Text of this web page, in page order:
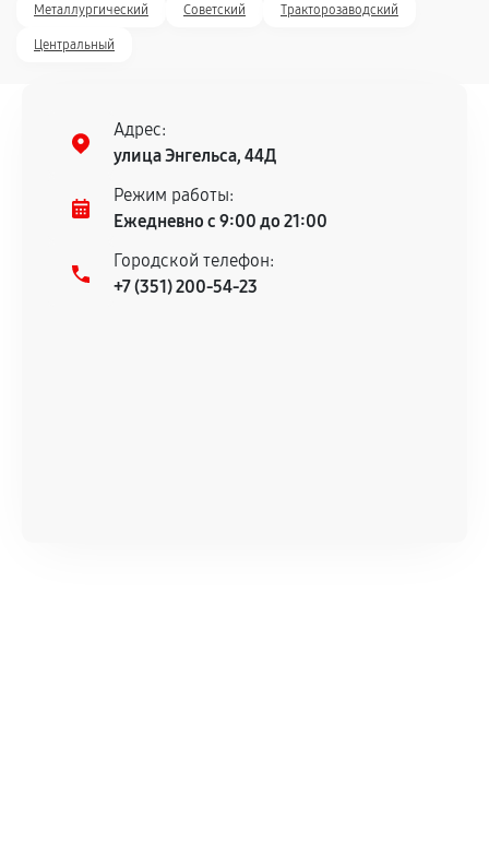
Металлургический Советский Тракторозаводский
Центральный
Адрес:
улица Энгельса, 44Д
Режим работы:
Ежедневно с 9:00 до 21:00
Городской телефон:
+7 (351) 200-54-23